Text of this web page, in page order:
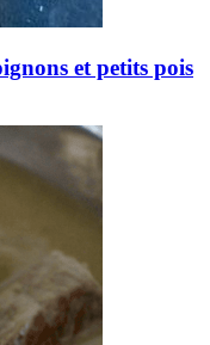
et petits pois